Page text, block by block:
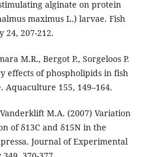
alginate on protein
maximus L.) larvae. Fish
24, 207-212.
M.R., Bergot P., Sorgeloos P.
effects of phospholipids in fish
155, 149–164.
M.A. (2007) Variation
of δ13C and δ15N in the
Journal of Experimental